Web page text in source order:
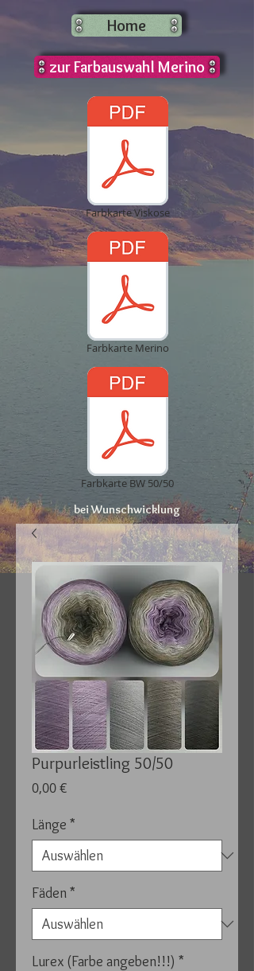
Home
zur Farbauswahl Merino
Farbkarte Viskose
Farbkarte Merino
Farbkarte BW 50/50
bei Wunschwicklung
Purpurleistling 50/50
0,00 €Preis
Länge *
Fäden*
Lurex (Farbe angeben!!!) *